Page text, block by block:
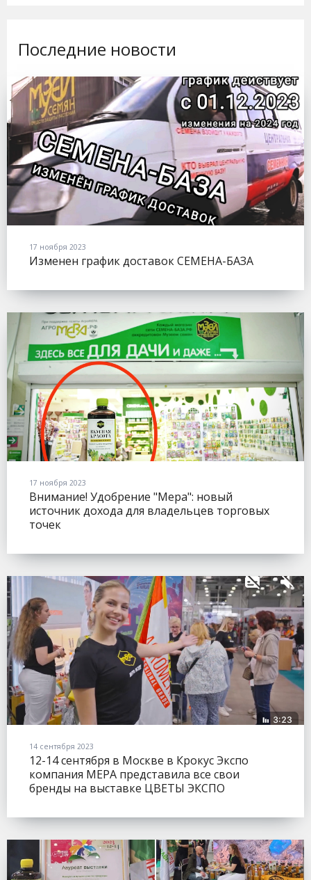
Последние новости
17 ноября 2023
Изменен график доставок СЕМЕНА-БАЗА
17 ноября 2023
Внимание! Удобрение "Мера": новый
источник дохода для владельцев торговых
точек
14 сентября 2023
12-14 сентября в Москве в Крокус Экспо
компания МЕРА представила все свои
бренды на выставке ЦВЕТЫ ЭКСПО